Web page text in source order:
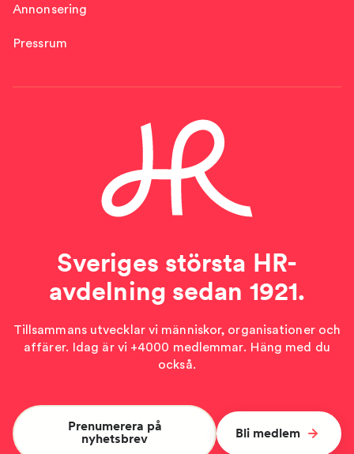
Annonsering
Pressrum
Sveriges största HR-
avdelning sedan 1921.
Tillsammans utvecklar vi människor, organisationer och
affärer. Idag är vi +4000 medlemmar. Häng med du
också.
Prenumerera på
nyhetsbrev
Bli medlem